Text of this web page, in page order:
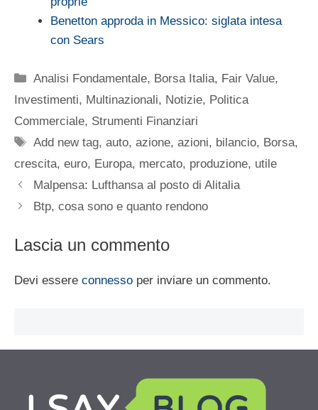
Benetton approda in Messico: siglata intesa
con Sears
Categorie
Analisi Fondamentale, Borsa Italia, Fair Value,
Investimenti, Multinazionali, Notizie, Politica
Commerciale, Strumenti Finanziari
Tag
Add new tag,auto,azione,azioni, bilancio, Borsa,
crescita, euro, Europa, mercato, produzione, utile
Malpensa: Lufthansa al posto di Alitalia
Btp, cosa sono e quanto rendono
Lascia un commento
Devi essere connesso per inviare un commento.